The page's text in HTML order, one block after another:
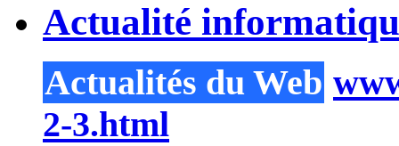
Actualité
Actualités du Web
2-3.html